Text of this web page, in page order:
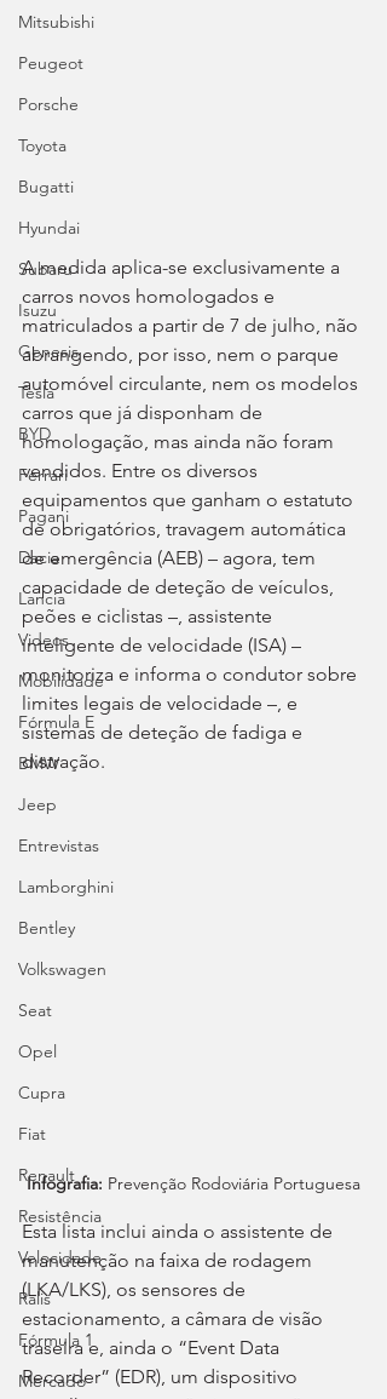
Mitsubishi
Peugeot
Porsche
Toyota
Bugatti
Hyundai
Subaru
Isuzu
Genesis
Tesla
BYD
Ferrari
Pagani
Dacia
Lancia
Videos
Mobilidade
Fórmula E
BMW
Jeep
Entrevistas
Lamborghini
Bentley
Volkswagen
Seat
Opel
Cupra
Fiat
Renault
Resistência
Velocidade
Ralis
Fórmula 1
Mercado
A medida aplica-se exclusivamente a
carros novos homologados e
matriculados a partir de 7 de julho, não
abrangendo, por isso, nem o parque
automóvel circulante, nem os modelos
carros que já disponham de
homologação, mas ainda não foram
vendidos. Entre os diversos
equipamentos que ganham o estatuto
de obrigatórios, travagem automática
de emergência (AEB) – agora, tem
capacidade de deteção de veículos,
peões e ciclistas –, assistente
inteligente de velocidade (ISA) –
monitoriza e informa o condutor sobre
limites legais de velocidade –, e
sistemas de deteção de fadiga e
distração.
Infografia: Prevenção Rodoviária Portuguesa
Esta lista inclui ainda o assistente de
manutenção na faixa de rodagem
(LKA/LKS), os sensores de
estacionamento, a câmara de visão
traseira e, ainda o “Event Data
Recorder” (EDR), um dispositivo